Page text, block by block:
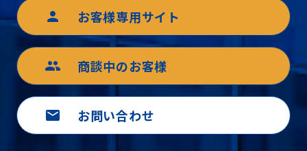
person お客様専用サイト
group 商談中のお客様
mail お問い合わせ